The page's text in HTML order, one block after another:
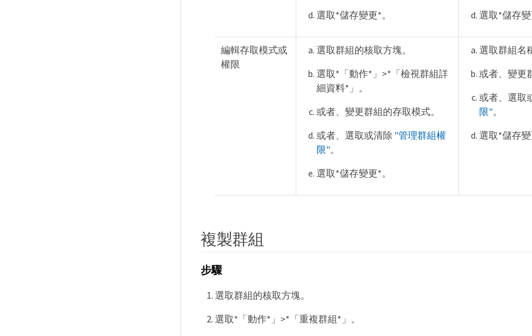
選取*儲存變更*。
選取*儲存
編輯存取模式或
權限
選取群組的核取方塊。
選取*「動作*」>*「檢視群組詳
細資料*」。
或者、變更群組的存取模式。
或者、選取或清除 "管理群組權
限"。
選取*儲存變更*。
選取群組名
或者、變更
或者、選取
限"。
選取*儲存
複製群組
步驟
選取群組的核取方塊。
選取*「動作*」>*「重複群組*」。